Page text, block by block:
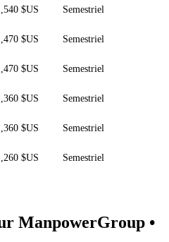
$US Semestriel
$US Semestriel
$US Semestriel
$US Semestriel
$US Semestriel
$US Semestriel
ManpowerGroup •